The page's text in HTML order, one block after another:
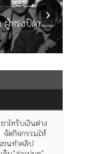
ผู้ทรงปิดทอง
าไทรับเงินต่าง
จัดกิจกรรมให้
ชนทำคลิป